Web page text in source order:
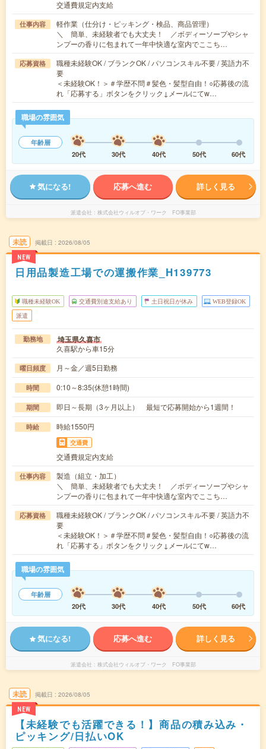
交通費規定内支給
仕事内容
軽作業（仕分け・ピッキング・検品、商品管理）
＼ 簡単、未経験者でも大丈夫！ ／ボディーソープやシャ
ンプーの香りに包まれて一年中快適な室内でここち…
応募資格
職種未経験OK / ブランクOK / パソコンスキル不要 / 英語力不
要
＜未経験OK！＞＃学歴不問＃髪色・髪型自由！○応募後の流
れ「応募する」ボタンをクリック↓メールにてw…
職場の雰囲気
年齢層
20代
30代 40代 50代 60代
気になる! 応募へ進む 詳しく見る
派遣会社 株式会社ウィルオブ・ワーク FO事業部
未読
NEW
掲載日 2026/08/05
日用品製造工場での運搬作業_H139773
職種未経験OK 交通費別途支給あり 土日祝日が休み WEB登録OK
派遣
勤務地 埼玉県久喜市
久喜駅から車15分
曜日頻度 月～金／週5日勤務
時間 0:10～8:35(休憩1時間)
期間 即日～長期（3ヶ月以上） 最短で応募開始から1週間！
時給 時給1550円
交通費
交通費規定内支給
仕事内容
製造（組立・加工）
＼ 簡単、未経験者でも大丈夫！ ／ボディーソープやシャ
ンプーの香りに包まれて一年中快適な室内でここち…
応募資格
職種未経験OK / ブランクOK / パソコンスキル不要 / 英語力不
要
＜未経験OK！＞＃学歴不問＃髪色・髪型自由！○応募後の流
れ「応募する」ボタンをクリック↓メールにてw…
職場の雰囲気
年齢層
20代
30代 40代 50代 60代
気になる! 応募へ進む 詳しく見る
派遣会社 株式会社ウィルオブ・ワーク FO事業部
未読
NEW
掲載日 2026/08/05
【未経験でも活躍できる！】商品の積み込み・
ピッキング/日払いOK